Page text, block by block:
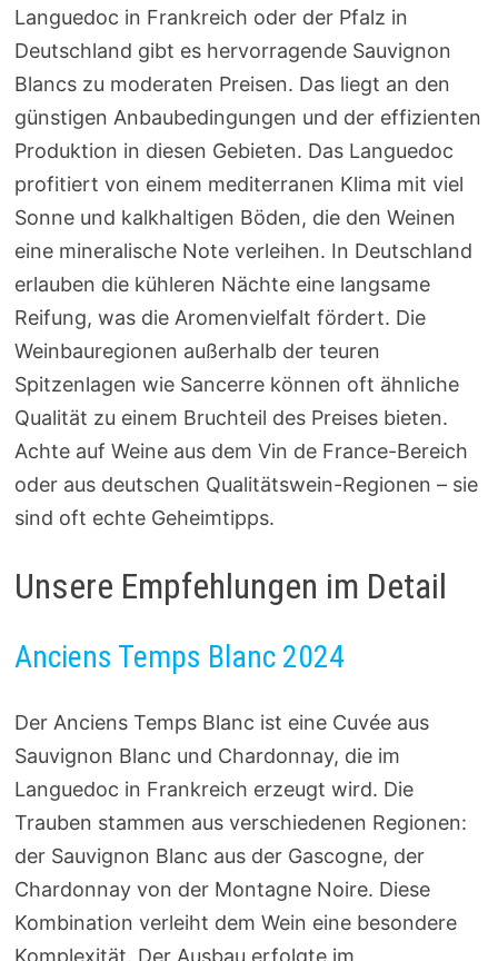
Languedoc in Frankreich oder der Pfalz in
Deutschland gibt es hervorragende Sauvignon
Blancs zu moderaten Preisen. Das liegt an den
günstigen Anbaubedingungen und der effizienten
Produktion in diesen Gebieten. Das Languedoc
profitiert von einem mediterranen Klima mit viel
Sonne und kalkhaltigen Böden, die den Weinen
eine mineralische Note verleihen. In Deutschland
erlauben die kühleren Nächte eine langsame
Reifung, was die Aromenvielfalt fördert. Die
Weinbauregionen außerhalb der teuren
Spitzenlagen wie Sancerre können oft ähnliche
Qualität zu einem Bruchteil des Preises bieten.
Achte auf Weine aus dem Vin de France-Bereich
oder aus deutschen Qualitätswein-Regionen – sie
sind oft echte Geheimtipps.
Unsere Empfehlungen im Detail
Anciens Temps Blanc 2024
Der Anciens Temps Blanc ist eine Cuvée aus
Sauvignon Blanc und Chardonnay, die im
Languedoc in Frankreich erzeugt wird. Die
Trauben stammen aus verschiedenen Regionen:
der Sauvignon Blanc aus der Gascogne, der
Chardonnay von der Montagne Noire. Diese
Kombination verleiht dem Wein eine besondere
Komplexität. Der Ausbau erfolgte im